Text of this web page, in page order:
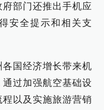
部门还推出手机应
安全提示和相关支
国经济增长带来机
过加强航空基础设
以及实施旅游营销